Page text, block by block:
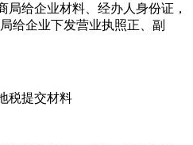
局给企业材料、经办人身份证，
给企业下发营业执照正、副
税提交材料